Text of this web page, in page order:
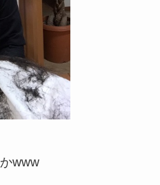
www